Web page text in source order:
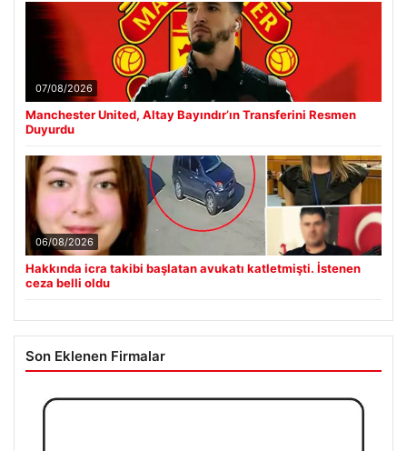
07/08/2026
Manchester United, Altay Bayındır’ın Transferini Resmen
Duyurdu
06/08/2026
Hakkında icra takibi başlatan avukatı katletmişti. İstenen
ceza belli oldu
Son Eklenen Firmalar